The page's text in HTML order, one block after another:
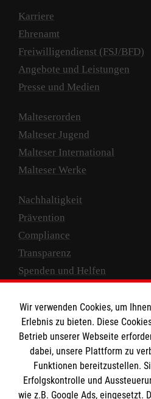
Karriere
Ehrenamt
Freiwilligendienst (FSJ/BFD)
Angebote und Leistungen
Presse und Medien
Malteserorden
Malteser Jugend
Malteser International
Malteser Werke
Nachhaltigkeit
Prävention
Compliance
Transparenz
Spenden und Helfen
Empfänger: Malteser
IBAN: DE10 3706 0120 1201
BIC: GENODED 1PA7
Wir verwenden Cookies, um
Erlebnis zu bieten. Diese
Betrieb unserer Webseite
dabei, unsere Plattform zu
Funktionen bereitzustellen.
Erfolgskontrolle und
wie z.B. Google Ads, eingesetzt.